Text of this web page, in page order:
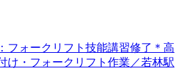
フォークリフト技能講習修了＊高
け・フォークリフト作業／若林駅